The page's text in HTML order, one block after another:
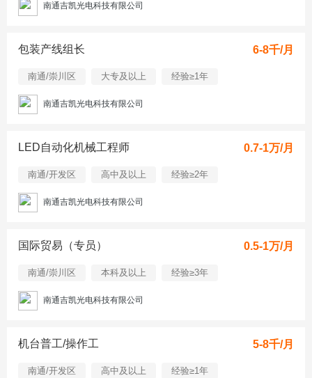
南通吉凯光电科技有限公司
包装产线组长 6-8千/月
南通/崇川区 大专及以上 经验≥1年
南通吉凯光电科技有限公司
LED自动化机械工程师 0.7-1万/月
南通/开发区 高中及以上 经验≥2年
南通吉凯光电科技有限公司
国际贸易（专员） 0.5-1万/月
南通/崇川区 本科及以上 经验≥3年
南通吉凯光电科技有限公司
机台普工/操作工 5-8千/月
南通/开发区 高中及以上 经验≥1年